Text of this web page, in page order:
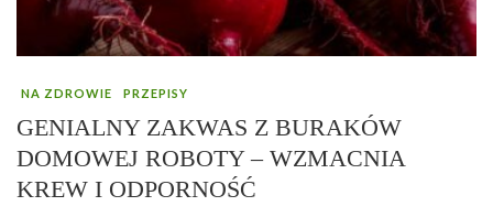
NA ZDROWIE PRZEPISY
GENIALNY ZAKWAS Z BURAKÓW
DOMOWEJ ROBOTY – WZMACNIA
KREW I ODPORNOŚĆ